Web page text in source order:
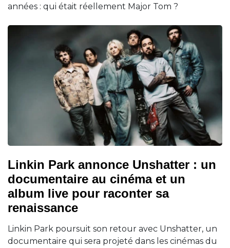
années : qui était réellement Major Tom ?
Linkin Park annonce Unshatter : un
documentaire au cinéma et un
album live pour raconter sa
renaissance
Linkin Park poursuit son retour avec Unshatter, un
documentaire qui sera projeté dans les cinémas du